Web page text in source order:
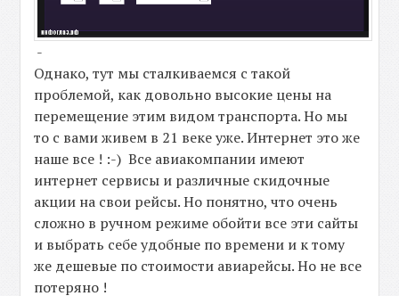
-
Однако, тут мы сталкиваемся с такой
проблемой, как довольно высокие цены на
перемещение этим видом транспорта. Но мы
то с вами живем в 21 веке уже. Интернет это же
наше все ! :-) Все авиакомпании имеют
интернет сервисы и различные скидочные
акции на свои рейсы. Но понятно, что очень
сложно в ручном режиме обойти все эти сайты
и выбрать себе удобные по времени и к тому
же дешевые по стоимости авиарейсы. Но не все
потеряно !